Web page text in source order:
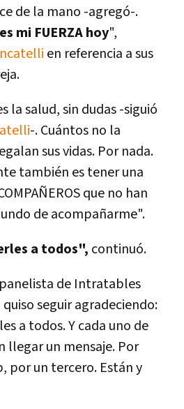
de la mano -agregó-.
mi FUERZA hoy",
en referencia a sus
la salud, sin dudas -siguió
-. Cuántos no la
sus vidas. Por nada.
también es tener una
que no han
de acompañarme".
a todos", continuó.
de Intratables
seguir agradeciendo:
a todos. Y cada uno de
llegar un mensaje. Por
por un tercero. Están y